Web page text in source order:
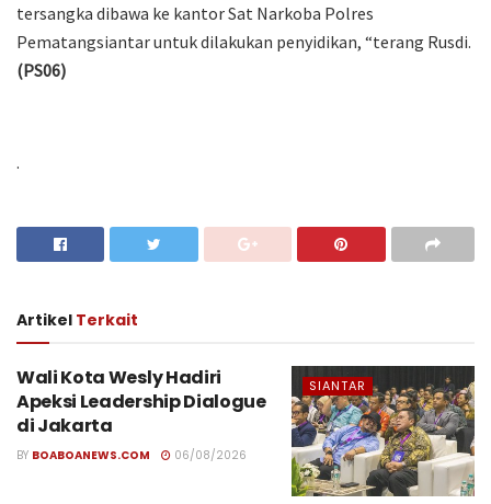
tersangka dibawa ke kantor Sat Narkoba Polres
Pematangsiantar untuk dilakukan penyidikan, “terang Rusdi.
(PS06)
.
Artikel Terkait
SIANTAR
Wali Kota Wesly Hadiri
Apeksi Leadership Dialogue
di Jakarta
BY BOABOANEWS.COM 06/08/2026